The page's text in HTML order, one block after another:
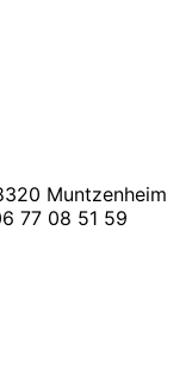
Muntzenheim
77 08 51 59